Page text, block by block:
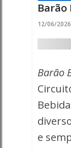
Barão
12/06/2026
Barão
e